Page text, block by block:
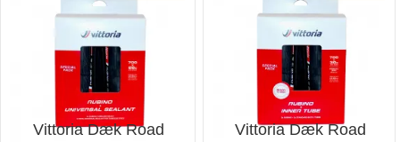
Vittoria Dæk Road
Vittoria Dæk Road